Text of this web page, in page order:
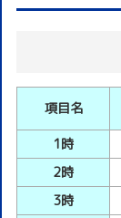
項目名
1時
2時
3時